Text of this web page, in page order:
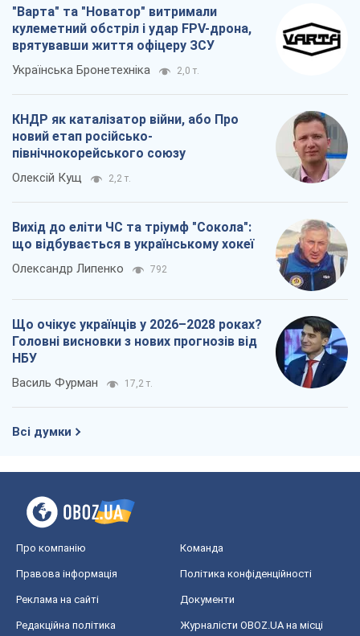
"Варта" та "Новатор" витримали
кулеметний обстріл і удар FPV-дрона,
врятувавши життя офіцеру ЗСУ
Українська Бронетехніка 2,0 т.
КНДР як каталізатор війни, або Про
новий етап російсько-
північнокорейського союзу
Олексій Кущ 2,2 т.
Вихід до еліти ЧС та тріумф "Сокола":
що відбувається в українському хокеї
Олександр Липенко 792
Що очікує українців у 2026–2028 роках?
Головні висновки з нових прогнозів від
НБУ
Василь Фурман 17,2 т.
Всі думки
Про компанію Команда
Правова інформація Політика конфіденційності
Реклама на сайті Документи
Редакційна політика
Журналісти OBOZ.UA на місці